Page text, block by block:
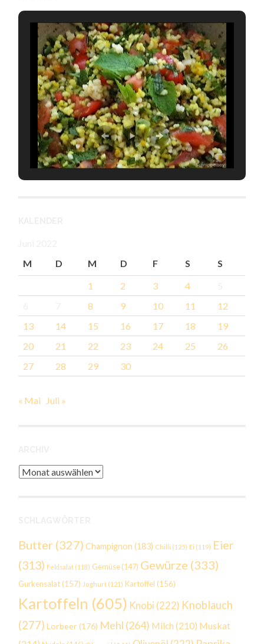
M
D M D F S
S
1
2 3 4
8 9 10 11
12
13
14 15 16 17 18
19
20
21 22 23 24 25
26
27
28 29 30
« Mai Juli »
Archiv
Butter (327) Champignon (183) Chilli (125) Ei (119) Eier
(313) Feldsalat (118) Gemüse (147) Gewürze (333)
Gurkensalat (157) Joghurt (121) Kartoffel (156)
Kartoffeln (605) Knobi (222) Knoblauch
(277) Lorbeer (176) Mehl (264) Milch (210) Muskat